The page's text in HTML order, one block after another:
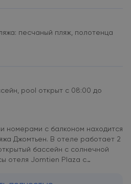
песчаный пляж, полотенца
pool открыт с 08:00 до
номерами с балконом находится
Джомтьен. В отеле работает 2
бассейн с солнечной
тайской мебели. Они